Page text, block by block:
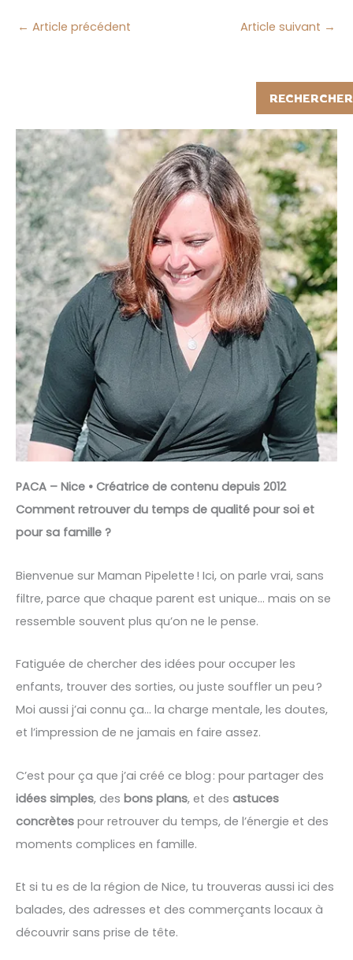
← Article précédent Article suivant →
RECHERCHER
PACA – Nice • Créatrice de contenu depuis 2012
Comment retrouver du temps de qualité pour soi et
pour sa famille ?
Bienvenue sur Maman Pipelette ! Ici, on parle vrai, sans
filtre, parce que chaque parent est unique… mais on se
ressemble souvent plus qu’on ne le pense.
Fatiguée de chercher des idées pour occuper les
enfants, trouver des sorties, ou juste souffler un peu ?
Moi aussi j’ai connu ça… la charge mentale, les doutes,
et l’impression de ne jamais en faire assez.
C’est pour ça que j’ai créé ce blog : pour partager des
idées simples, des bons plans, et des astuces
concrètes pour retrouver du temps, de l’énergie et des
moments complices en famille.
Et si tu es de la région de Nice, tu trouveras aussi ici des
balades, des adresses et des commerçants locaux à
découvrir sans prise de tête.